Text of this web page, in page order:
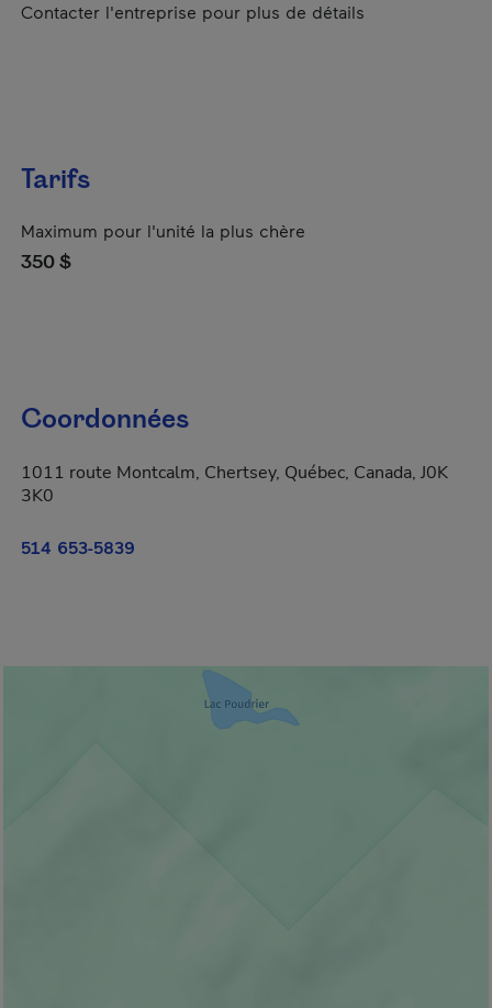
Contacter l'entreprise pour plus de détails
Tarifs
Maximum pour l'unité la plus chère
350 $
Coordonnées
1011 route Montcalm, Chertsey, Québec, Canada, J0K
3K0
514 653-5839